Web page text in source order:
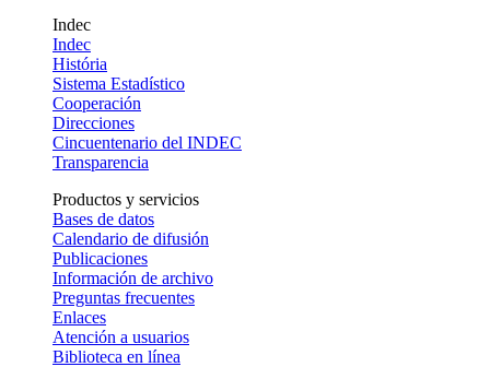
Indec
Indec
História
Sistema Estadístico
Cooperación
Direcciones
Cincuentenario del INDEC
Transparencia
Productos y servicios
Bases de datos
Calendario de difusión
Publicaciones
Información de archivo
Preguntas frecuentes
Enlaces
Atención a usuarios
Biblioteca en línea